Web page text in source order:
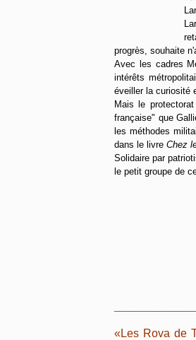
progrès, souhaite
Avec les cadres
intérêts
éveiller la curiosité
Mais le
française" que
les méthodes
dans le livre Chez
Solidaire par
le petit groupe de
«Les Rova de